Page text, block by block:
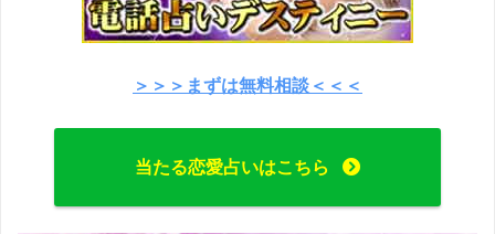
＞＞＞まずは無料相談＜＜＜
当たる恋愛占いはこちら